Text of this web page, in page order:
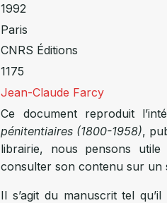
1992
Paris
CNRS Éditions
1175
Jean-Claude Farcy
Ce document reproduit
pénitentiaires (1800-1958),
librairie, nous pensons
consulter son contenu sur un
Il s’agit du manuscrit tel